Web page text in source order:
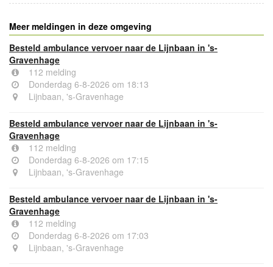
Meer meldingen in deze omgeving
Besteld ambulance vervoer naar de Lijnbaan in 's-
Gravenhage
112 melding
Donderdag 6-8-2026 om 18:13
Lijnbaan, 's-Gravenhage
Besteld ambulance vervoer naar de Lijnbaan in 's-
Gravenhage
112 melding
Donderdag 6-8-2026 om 17:15
Lijnbaan, 's-Gravenhage
Besteld ambulance vervoer naar de Lijnbaan in 's-
Gravenhage
112 melding
Donderdag 6-8-2026 om 17:03
Lijnbaan, 's-Gravenhage